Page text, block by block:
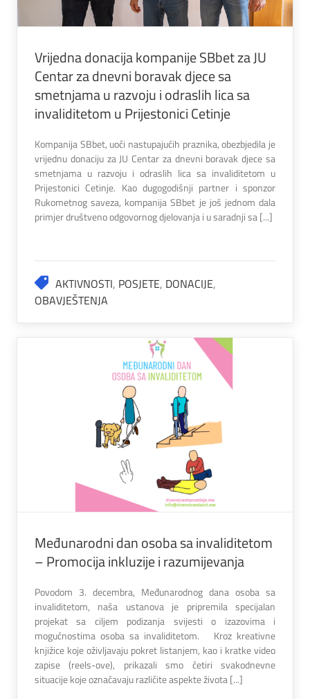
Vrijedna donacija kompanije SBbet za JU
Centar za dnevni boravak djece sa
smetnjama u razvoju i odraslih lica sa
invaliditetom u Prijestonici Cetinje
Kompanija SBbet, uoči nastupajućih praznika, obezbjedila je
vrijednu donaciju za JU Centar za dnevni boravak djece sa
smetnjama u razvoju i odraslih lica sa invaliditetom u
Prijestonici Cetinje. Kao dugogodišnji partner i sponzor
Rukometnog saveza, kompanija SBbet je još jednom dala
primjer društveno odgovornog djelovanja i u saradnji sa [...]
AKTIVNOSTI, POSJETE, DONACIJE,
OBAVJEŠTENJA
Međunarodni dan osoba sa invaliditetom
– Promocija inkluzije i razumijevanja
Povodom 3. decembra, Međunarodnog dana osoba sa
invaliditetom, naša ustanova je pripremila specijalan
projekat sa ciljem podizanja svijesti o izazovima i
mogućnostima osoba sa invaliditetom. Kroz kreativne
knjižice koje oživljavaju pokret listanjem, kao i kratke video
zapise (reels-ove), prikazali smo četiri svakodnevne
situacije koje označavaju različite aspekte života [...]